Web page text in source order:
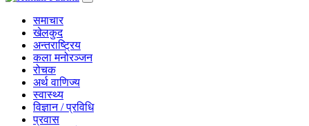
समाचार
खेलकुद
अन्तराष्ट्रिय
कला मनोरञ्जन
रोचक
अर्थ वाणिज्य
स्वास्थ्य
विज्ञान / प्रविधि
प्रवास